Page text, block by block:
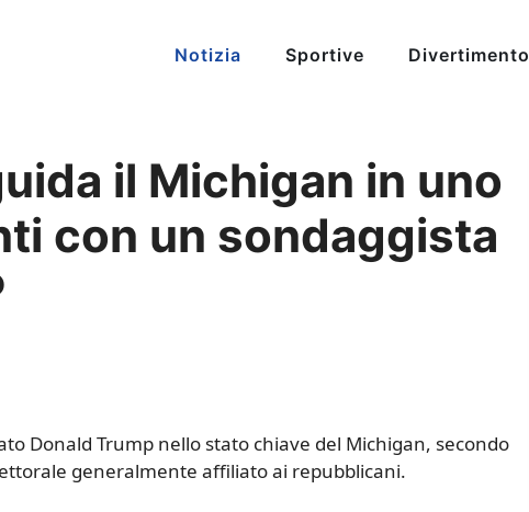
Notizia Sportive Divertimento
il Michigan in uno
con un sondaggista
Donald Trump nello stato chiave del Michigan, secondo
generalmente affiliato ai repubblicani.